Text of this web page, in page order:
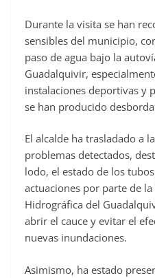
Durante la visita se han
sensibles del municipio,
paso de agua bajo la
Guadalquivir,
instalaciones deportivas y
se han producido
El alcalde ha trasladado a
problemas detectados,
lodo, el estado de los
actuaciones por parte de
Hidrográfica del
abrir el cauce y evitar el
nuevas inundaciones.
Asimismo, ha estado